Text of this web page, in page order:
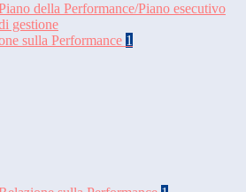
della Performance/Piano esecutivo
gestione
sulla Performance 1